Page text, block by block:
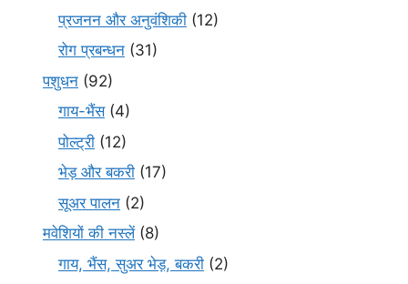
प्रजनन और अनुवंशिकी (12)
रोग प्रबन्धन (31)
पशुधन (92)
गाय-भैंस(4)
पोल्ट्री (12)
भेड़ और बकरी (17)
सूअर पालन (2)
मवेशियों की नस्लें(8)
गाय, भैंस, सुअर भेड़, बकरी (2)